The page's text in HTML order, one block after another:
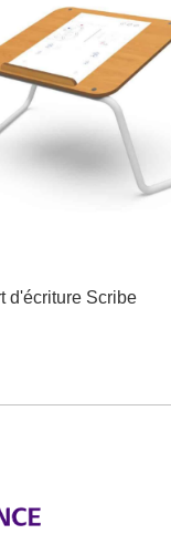
d'écriture Scribe